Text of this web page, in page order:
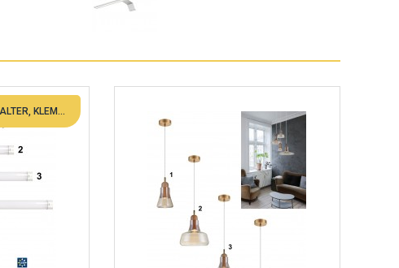
FARBEINSTELLUNG, SCHALTER, KLEMMLEISTE